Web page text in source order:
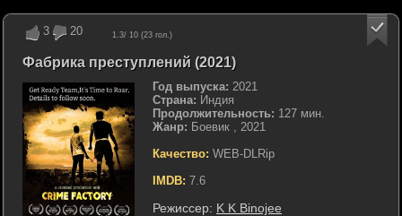
3 20 1.3/ 10 (23 гол.)
Фабрика преступлений (2021)
Год выпуска: 2021
Страна: Индия
Продолжительность: 127 мин.
Жанр: Боевик , 2021
Качество: WEB-DLRip
IMDB: 7.6
Режиссер: K K Binojee